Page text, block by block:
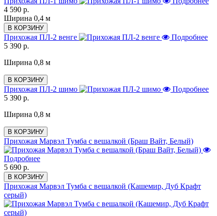
4 590 р.
Ширина 0,4 м
В КОРЗИНУ
Прихожая ПЛ-2 венге
Подробнее
5 390 р.
Ширина 0,8 м
В КОРЗИНУ
Прихожая ПЛ-2 шимо
Подробнее
5 390 р.
Ширина 0,8 м
В КОРЗИНУ
Прихожая Марвэл Тумба с вешалкой (Браш Вайт, Белый)
Подробнее
5 690 р.
В КОРЗИНУ
Прихожая Марвэл Тумба с вешалкой (Кашемир, Дуб Крафт
серый)